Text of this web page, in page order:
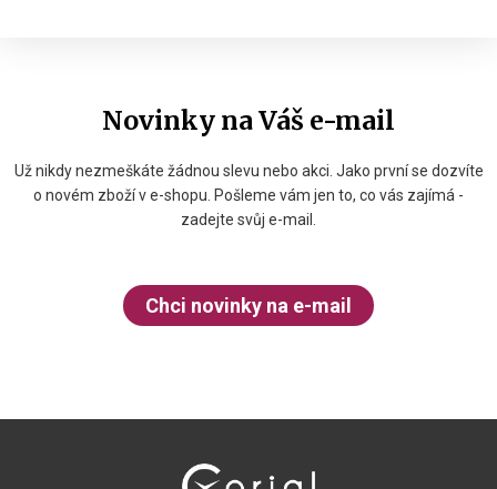
Novinky na Váš e-mail
Už nikdy nezmeškáte žádnou slevu nebo akci. Jako první se dozvíte
o novém zboží v e-shopu. Pošleme vám jen to, co vás zajímá -
zadejte svůj e-mail.
Chci novinky na e-mail